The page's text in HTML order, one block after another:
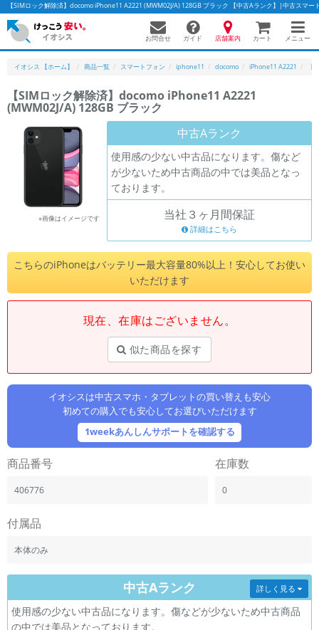
【SIMロック解除済】docomo iPhone11 A2221 (MWM02J/A) 128GB ブラック 【中古Aランク】|中古スマー
お問合せ ガイド 店舗案内 カート メニュー
イオシス 【ホーム】 商品一覧 スマートフォン iphone11 docomo iPhone11 A2221 【
【SIMロック解除済】docomo iPhone11 A2221
(MWM02J/A) 128GB ブラック
※画像はイメージです
中古Aランク
使用感の少ない中古品になります。傷など
が少ないため中古商品の中では美品となっ
ております。
当社３ヶ月間保証
詳細はこちら
こちらのiPhoneはバッテリー最大容量80%以上！安心してお使い
いただけます
現在、在庫はございません。
似た商品を探す
イオシスは中古スマホ・タブレットの買い替えも安心
初めての購入でも安心してお選びいただけます
1weekあんしんサポートを確認する
商品番号
406776
在庫数
0
付属品
本体のみ
中古Aランク
使用感の少ない中古品になります。傷などが少ないため中古商品
の中では美品となっております。
詳しく見る
かんたんパソコン検索に切り替える
フリーワード
人気の検索ワード：Let's note
「スマートフォン」「タブレット」など
シリーズ
「iPhone」「Xperia」「Galaxy」など
「Apple」「SONY」「SHARP」など
機能・特徴
商品の搭載機能による絞り込み
「5G対応」「防水」「ワンセグ」など
ドライブ
ドライブの絞り込み
ランク
「新品」「未使用」「中古」など
CPU
OSの絞り込み